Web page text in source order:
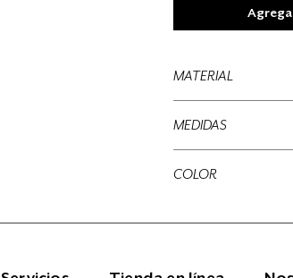
MATERIAL
MEDIDAS
12 cms
COLOR